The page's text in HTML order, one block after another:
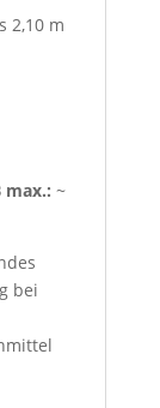
2,10 m
max.: ~
bei